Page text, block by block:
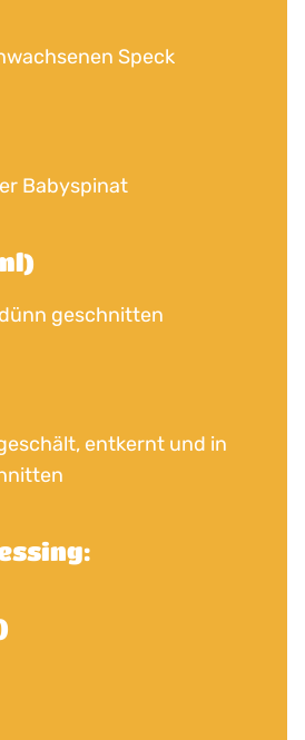
Speck
Babyspinat
geschnitten
entkernt und in